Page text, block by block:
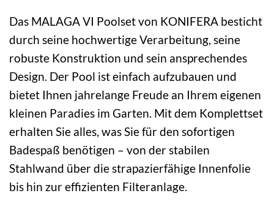
Das MALAGA VI Poolset von KONIFERA besticht
durch seine hochwertige Verarbeitung, seine
robuste Konstruktion und sein ansprechendes
Design. Der Pool ist einfach aufzubauen und
bietet Ihnen jahrelange Freude an Ihrem eigenen
kleinen Paradies im Garten. Mit dem Komplettset
erhalten Sie alles, was Sie für den sofortigen
Badespaß benötigen – von der stabilen
Stahlwand über die strapazierfähige Innenfolie
bis hin zur effizienten Filteranlage.